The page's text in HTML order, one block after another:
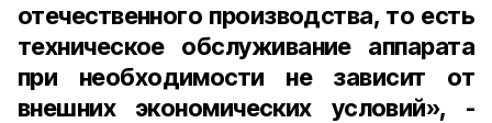
отечественного производства, то есть
техническое обслуживание аппарата
при необходимости не зависит от
внешних экономических условий», -